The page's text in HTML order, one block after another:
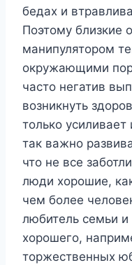
бедах и
Поэтому близкие
манипулятором
окружающими
часто негатив
возникнуть
только усиливает
так важно
что не все
люди хорошие,
чем более
любитель семьи и
хорошего,
торжественных